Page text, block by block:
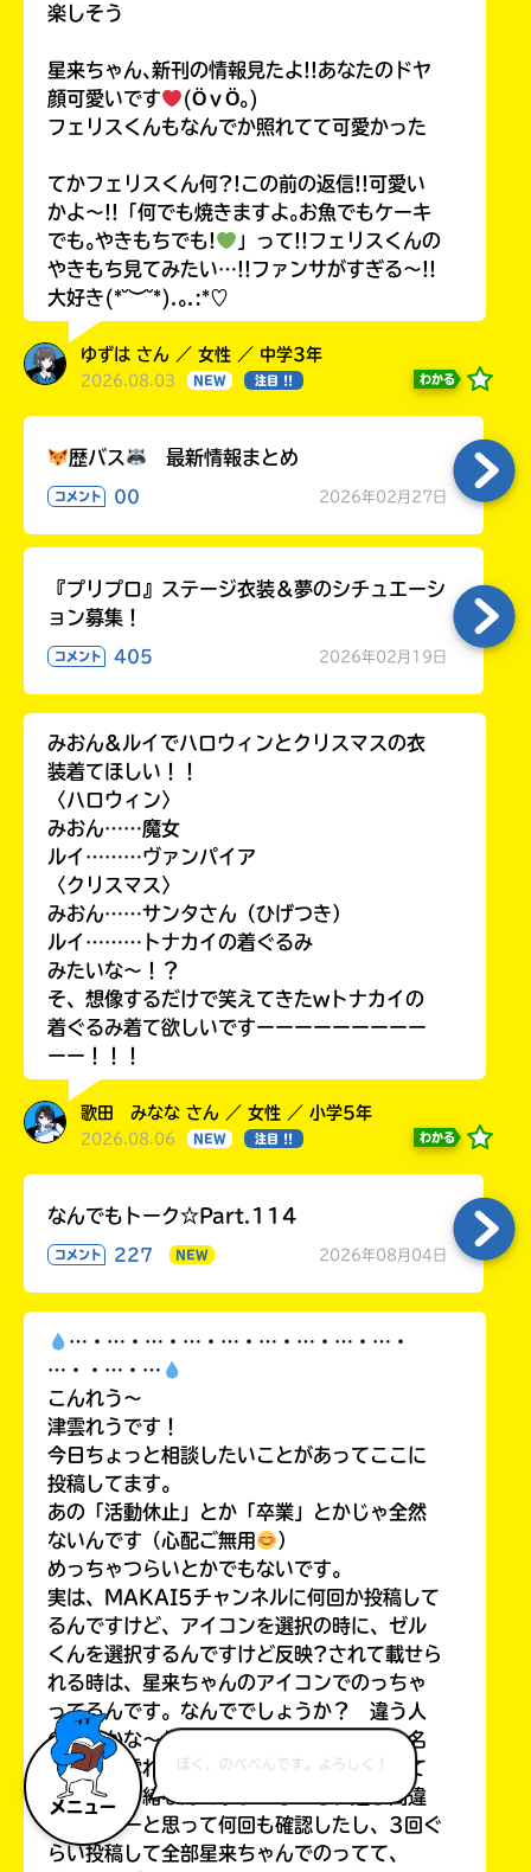
メニュー
ぼく、のべぺんです。よろしく！
楽しそう
星来ちゃん､新刊の情報見たよ!!あなたのドヤ
顔可愛いです
(ӦｖӦ｡)
フェリスくんもなんでか照れてて可愛かった
てかフェリスくん何?!この前の返信!!可愛い
かよ〜!!「何でも焼きますよ｡お魚でもケーキ
でも｡やきもちでも!
」って!!フェリスくんの
やきもち見てみたい…!!ファンサがすぎる〜!!
大好き(*˘︶˘*).｡.:*♡
ゆずは さん ／ 女性 ／ 中学3年
2026.08.03 NEW 注目 !! わかる
歴バス 最新情報まとめ
コメント 00 2026年02月27日
『プリプロ』ステージ衣装＆夢のシチュエーシ
ョン募集！
コメント 405 2026年02月19日
みおん&ルイでハロウィンとクリスマスの衣
装着てほしい！！
〈ハロウィン〉
みおん……魔女
ルイ………ヴァンパイア
〈クリスマス〉
みおん……サンタさん（ひげつき）
ルイ………トナカイの着ぐるみ
みたいな〜！？
そ、想像するだけで笑えてきたwトナカイの
着ぐるみ着て欲しいですーーーーーーーーー
ーー！！！
歌田 みなな さん ／ 女性 ／ 小学5年
2026.08.06 NEW 注目 !! わかる
なんでもトーク☆Part.114
コメント 227 NEW 2026年08月04日
…・…・…・…・…・…・…・…・…・
…・・…・…
こんれう〜
津雲れうです！
今日ちょっと相談したいことがあってここに
投稿してます。
あの「活動休止」とか「卒業」とかじゃ全然
ないんです（心配ご無用
）
めっちゃつらいとかでもないです。
実は、MAKAI5チャンネルに何回か投稿して
るんですけど、アイコンを選択の時に、ゼル
くんを選択するんですけど反映?されて載せら
れる時は、星来ちゃんのアイコンでのっちゃ
ってるんです。なんででしょうか？ 違う人
の投稿かな〜と思ったりして確認しても、名
前も「津雲れう」だし、年齢も歳も投稿して
る内容も一緒なんですよ…しかも、選び間違
ったかなーと思って何回も確認したし、3回ぐ
らい投稿して全部星来ちゃんでのってて、